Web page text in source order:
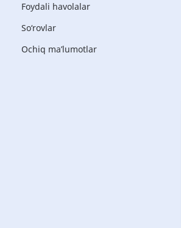
Foydali havolalar
So‘rovlar
Ochiq ma’lumotlar